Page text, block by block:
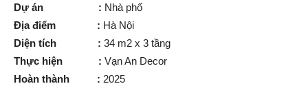
Dự án : Nhà phố
Địa điểm : Hà Nội
Diện tích :34 m2 x 3 tầng
Thực hiện :Vạn An Decor
Hoàn thành : 2025